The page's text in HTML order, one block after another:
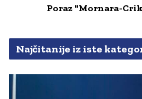
Poraz "Mornara-
Najčitanije iz iste